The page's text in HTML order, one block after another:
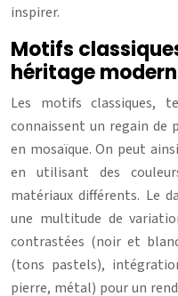
inspirer.
Motifs
héritage
Les motifs classiques,
connaissent un regain de
en mosaïque. On peut
en utilisant des
matériaux différents. Le
une multitude de
contrastées (noir et
(tons pastels),
pierre, métal) pour un